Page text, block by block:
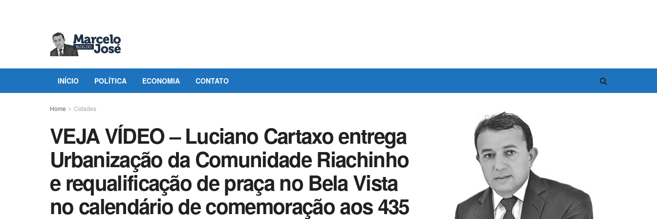
INÍCIO POLÍTICA ECONOMIA CONTATO
Home Cidades
VEJA VÍDEO – Luciano Cartaxo entrega
Urbanização da Comunidade Riachinho
e requalificação de praça no Bela Vista
no calendário de comemoração aos 435